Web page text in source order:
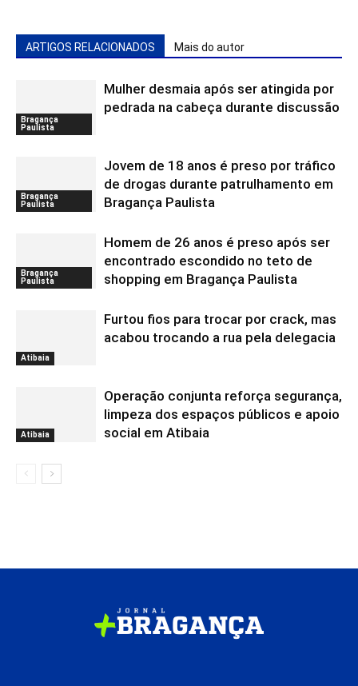
ARTIGOS RELACIONADOS Mais do autor
Bragança
Paulista
Mulher desmaia após ser atingida por
pedrada na cabeça durante discussão
Bragança
Paulista
Jovem de 18 anos é preso por tráfico
de drogas durante patrulhamento em
Bragança Paulista
Bragança
Paulista
Homem de 26 anos é preso após ser
encontrado escondido no teto de
shopping em Bragança Paulista
Atibaia
Furtou fios para trocar por crack, mas
acabou trocando a rua pela delegacia
Atibaia
Operação conjunta reforça segurança,
limpeza dos espaços públicos e apoio
social em Atibaia